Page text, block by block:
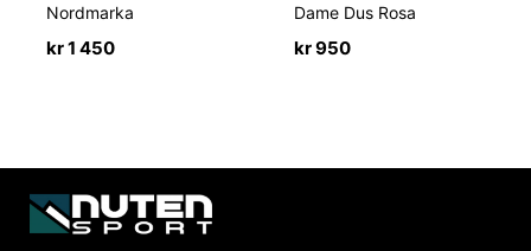
Nordmarka
kr1 450
Dame Dus Rosa
kr950